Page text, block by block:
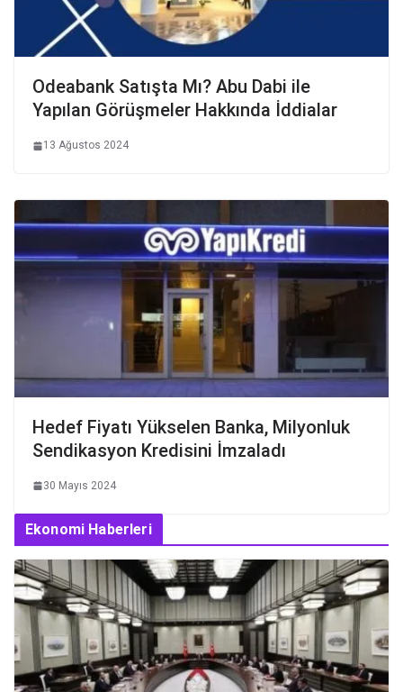
Odeabank Satışta Mı? Abu Dabi ile
Yapılan Görüşmeler Hakkında İddialar
13 Ağustos 2024
Hedef Fiyatı Yükselen Banka, Milyonluk
Sendikasyon Kredisini İmzaladı
30 Mayıs 2024
Ekonomi Haberleri